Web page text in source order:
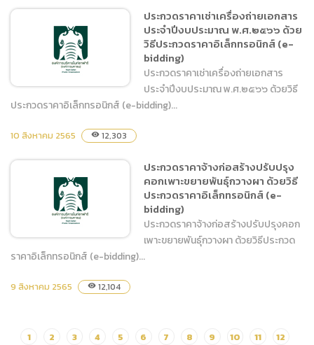
ประจำปีงบประมาณ
พ.ศ.2566 ตั้งแต่วันที่ 1
ตุลาคม 2565 – 30 กันยายน
2566 ด้วยวิธีประกวดราคา
อิเล็กทรอนิกส์ (e-bidding)
ประกวดราคาเช่าเครื่องถ่าย
พ.ศ.๒๕๖๖ ด้วยวิธีประกวด
ราคาอิเล็กทรอนิกส์ (e-
ประกวดราคาเช่าเครื่องถ่ายเอกสาร
ประจำปีงบประมาณ พ.ศ.๒๕๖๖ ด้วย
วิธีประกวดราคาอิเล็กทรอนิกส์ (e-
bidding)
ประกวดราคาเช่าเครื่องถ่ายเอกสาร
ประจำปีงบประมาณ พ.ศ.๒๕๖๖ ด้วยวิธี
ประกวดราคาอิเล็กทรอนิกส์ (e-bidding)...
10 สิงหาคม 2565 visibility 12,303
ประกวดราคาจ้างก่อสร้าง
อิเล็กทรอนิกส์ (e-bidding)
ประกวดราคาจ้างก่อสร้างปรับปรุง
คอกเพาะขยายพันธุ์กวางผา ด้วยวิธี
ประกวดราคาอิเล็กทรอนิกส์ (e-
bidding)
ประกวดราคาจ้างก่อสร้างปรับปรุงคอก
เพาะขยายพันธุ์กวางผา ด้วยวิธีประกวด
ราคาอิเล็กทรอนิกส์ (e-bidding)...
9 สิงหาคม 2565 visibility 12,104
1 2 3 4 5 6 7 8 9 10 11 12